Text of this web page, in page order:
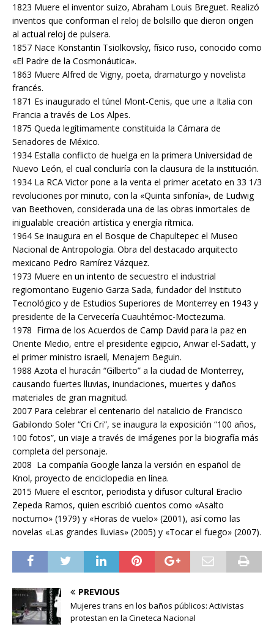
1823 Muere el inventor suizo, Abraham Louis Breguet. Realizó
inventos que conforman el reloj de bolsillo que dieron origen
al actual reloj de pulsera.
1857 Nace Konstantin Tsiolkovsky, físico ruso, conocido como
«El Padre de la Cosmonáutica».
1863 Muere Alfred de Vigny, poeta, dramaturgo y novelista
francés.
1871 Es inaugurado el túnel Mont-Cenis, que une a Italia con
Francia a través de Los Alpes.
1875 Queda legítimamente constituida la Cámara de
Senadores de México.
1934 Estalla conflicto de huelga en la primera Universidad de
Nuevo León, el cual concluiría con la clausura de la institución.
1934 La RCA Victor pone a la venta el primer acetato en 33 1/3
revoluciones por minuto, con la «Quinta sinfonía», de Ludwig
van Beethoven, considerada una de las obras inmortales de
inigualable creación artística y energía rítmica.
1964 Se inaugura en el Bosque de Chapultepec el Museo
Nacional de Antropología. Obra del destacado arquitecto
mexicano Pedro Ramírez Vázquez.
1973 Muere en un intento de secuestro el industrial
regiomontano Eugenio Garza Sada, fundador del Instituto
Tecnológico y de Estudios Superiores de Monterrey en 1943 y
presidente de la Cervecería Cuauhtémoc-Moctezuma.
1978 Firma de los Acuerdos de Camp David para la paz en
Oriente Medio, entre el presidente egipcio, Anwar el-Sadatt, y
el primer ministro israelí, Menajem Beguin.
1988 Azota el huracán “Gilberto” a la ciudad de Monterrey,
causando fuertes lluvias, inundaciones, muertes y daños
materiales de gran magnitud.
2007 Para celebrar el centenario del natalicio de Francisco
Gabilondo Soler “Cri Cri”, se inaugura la exposición “100 años,
100 fotos”, un viaje a través de imágenes por la biografía más
completa del personaje.
2008 La compañía Google lanza la versión en español de
Knol, proyecto de enciclopedia en línea.
2015 Muere el escritor, periodista y difusor cultural Eraclio
Zepeda Ramos, quien escribió cuentos como «Asalto
nocturno» (1979) y «Horas de vuelo» (2001), así como las
novelas «Las grandes lluvias» (2005) y «Tocar el fuego» (2007).
PREVIOUS
Mujeres trans en los baños públicos: Activistas
protestan en la Cineteca Nacional